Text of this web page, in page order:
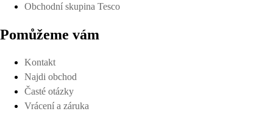
Obchodní skupina Tesco
Pomůžeme vám
Kontakt
Najdi obchod
Časté otázky
Vrácení a záruka